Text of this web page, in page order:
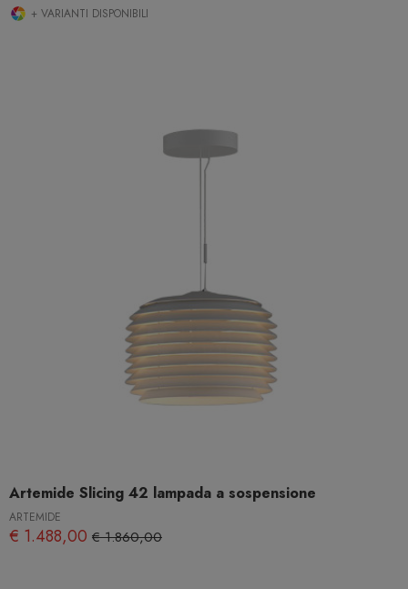
+ VARIANTI DISPONIBILI
Artemide Slicing 42 lampada a sospensione
ARTEMIDE
€ 1.488,00 € 1.860,00